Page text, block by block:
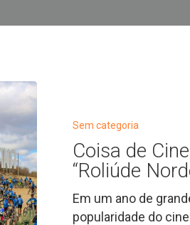
Cinema:
Cicloturismo
“Roliúde
Nordestina”,
Sem categoria
Coisa de
“Roliúde
Em um ano de
popularidade do